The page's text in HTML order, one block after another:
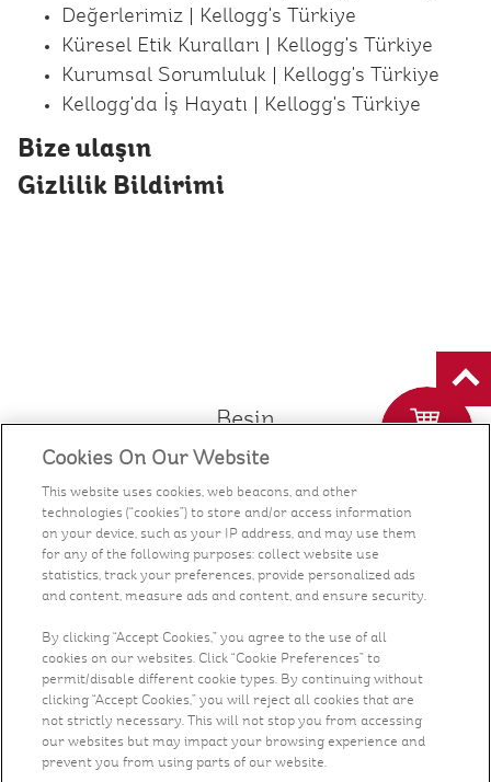
Değerlerimiz | Kellogg's Türkiye
Küresel Etik Kuralları | Kellogg's Türkiye
Kurumsal Sorumluluk | Kellogg's Türkiye
Kellogg'da İş Hayatı | Kellogg's Türkiye
Bize ulaşın
Gizlilik Bildirimi
Besin
Sağlık ve Beslenme
Tarifler
Bizden Haberler
Biz Kimiz?
Bize ulaşın
Kariyer
Cookies On Our Website
This website uses cookies, web beacons, and other
technologies (“cookies”) to store and/or access information
on your device, such as your IP address, and may use them
for any of the following purposes: collect website use
statistics, track your preferences, provide personalized ads
and content, measure ads and content, and ensure security.
By clicking “Accept Cookies,” you agree to the use of all
cookies on our websites. Click “Cookie Preferences” to
permit/disable different cookie types. By continuing without
clicking “Accept Cookies,” you will reject all cookies that are
not strictly necessary. This will not stop you from accessing
our websites but may impact your browsing experience and
prevent you from using parts of our website.